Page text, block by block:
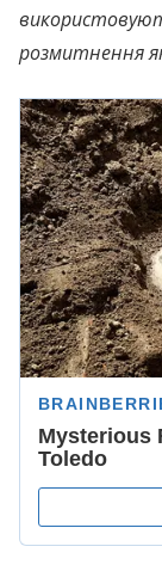
розмитнення